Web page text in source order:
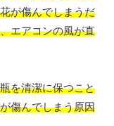
が傷んでしまうだ
エアコンの風が直
を清潔に保つこと
傷んでしまう原因